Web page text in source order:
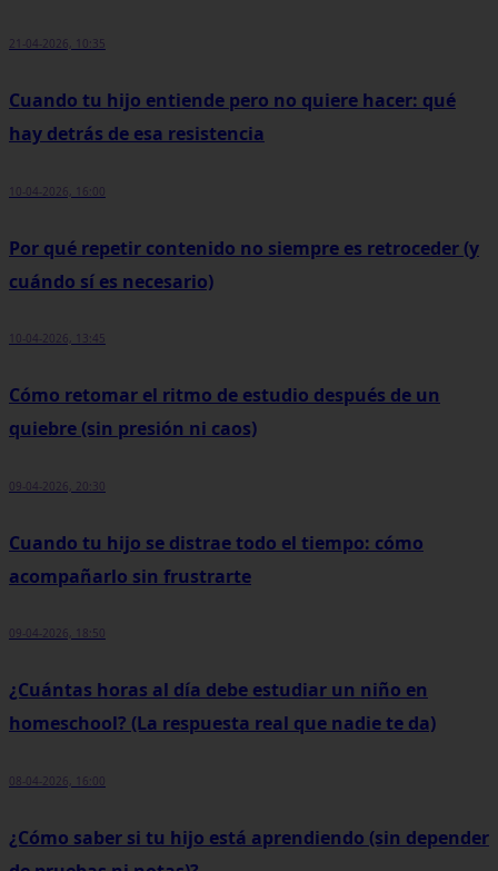
21-04-2026, 10:35
Cuando tu hijo entiende pero no quiere hacer: qué
hay detrás de esa resistencia
10-04-2026, 16:00
Por qué repetir contenido no siempre es retroceder (y
cuándo sí es necesario)
10-04-2026, 13:45
Cómo retomar el ritmo de estudio después de un
quiebre (sin presión ni caos)
09-04-2026, 20:30
Cuando tu hijo se distrae todo el tiempo: cómo
acompañarlo sin frustrarte
09-04-2026, 18:50
¿Cuántas horas al día debe estudiar un niño en
homeschool? (La respuesta real que nadie te da)
08-04-2026, 16:00
¿Cómo saber si tu hijo está aprendiendo (sin depender